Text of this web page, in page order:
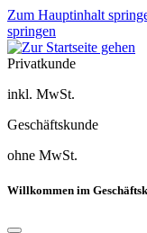
Zum Hauptinhalt
springen
Privatkunde
inkl. MwSt.
Geschäftskunde
ohne MwSt.
Willkommen im